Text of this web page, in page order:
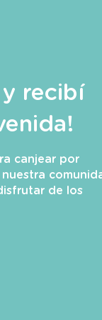
recibí
canjear por
de los